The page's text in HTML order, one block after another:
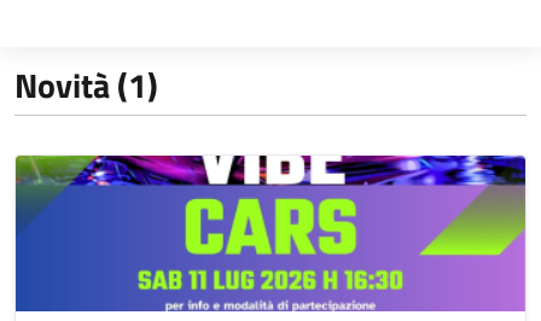
Novità (1)